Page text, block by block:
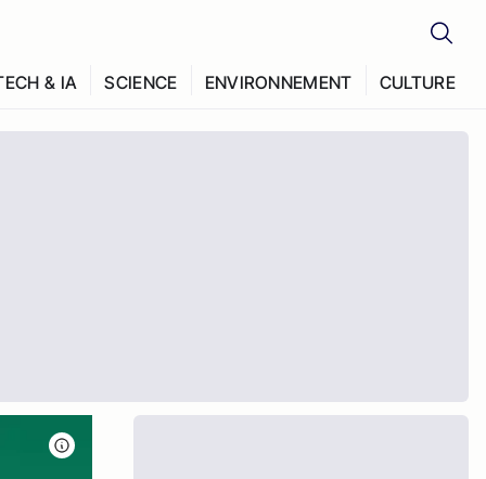
& IA SCIENCE ENVIRONNEMENT CULTURE